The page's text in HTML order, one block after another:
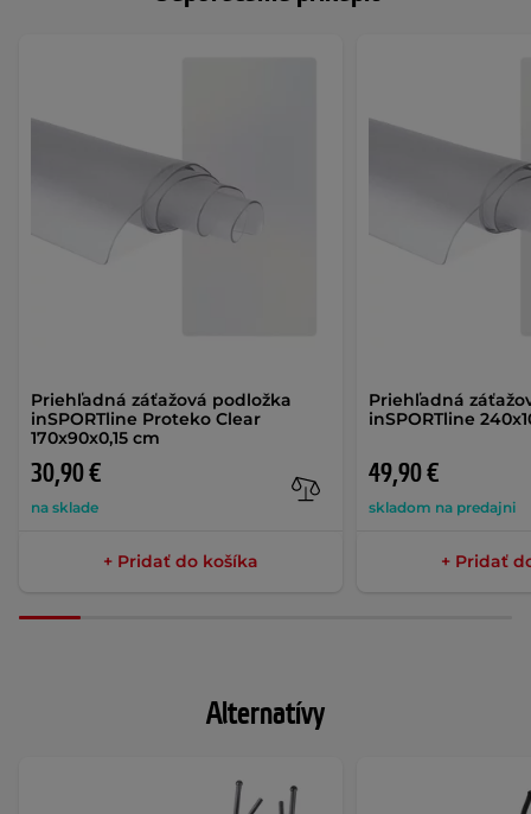
Priehľadná záťažová podložka
inSPORTline Proteko Clear
170x90x0,15 cm
30,90 €
na sklade
+ Pridať do košíka
Priehľadná
inSPORTline
49,90 €
skladom na predajni
+ Pridať
Alternatívy